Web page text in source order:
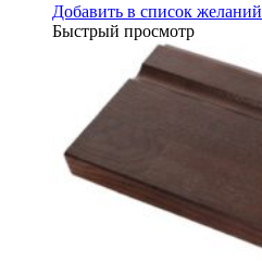
Добавить в список желаний
Быстрый просмотр